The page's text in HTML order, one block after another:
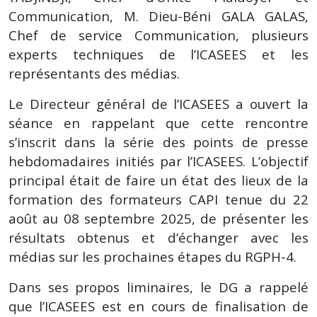
Communication, M. Dieu-Béni GALA GALAS,
Chef de service Communication, plusieurs
experts techniques de l’ICASEES et les
représentants des médias.
Le Directeur général de l’ICASEES a ouvert la
séance en rappelant que cette rencontre
s’inscrit dans la série des points de presse
hebdomadaires initiés par l’ICASEES. L’objectif
principal était de faire un état des lieux de la
formation des formateurs CAPI tenue du 22
août au 08 septembre 2025, de présenter les
résultats obtenus et d’échanger avec les
médias sur les prochaines étapes du RGPH-4.
Dans ses propos liminaires, le DG a rappelé
que l’ICASEES est en cours de finalisation de